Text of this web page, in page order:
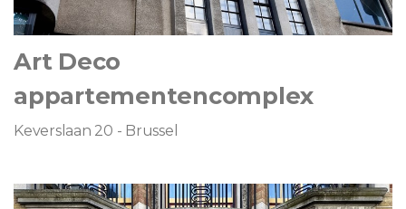
Art Deco
appartementencomplex
Keverslaan 20 - Brussel